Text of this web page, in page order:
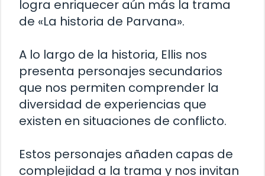
logra enriquecer aún más la trama
de «La historia de Parvana».
A lo largo de la historia, Ellis nos
presenta personajes secundarios
que nos permiten comprender la
diversidad de experiencias que
existen en situaciones de conflicto.
Estos personajes añaden capas de
complejidad a la trama y nos invitan